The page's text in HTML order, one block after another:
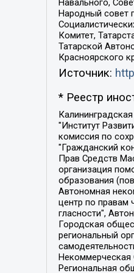
Навального,
Народный совет
Комитет,
Татарской
Красноярского
Источник:
* Реестр
Калининградская региональная общественная организация "Экозащита!-Женсовет", Фонд содействия защите прав и свобод граждан "Общественный вердикт", Фонд "Институт Развития Свободы Информации", Частное учреждение "Информационное агентство МЕМО. РУ", Региональная общественная организация "Общественная комиссия по сохранению наследия академика Сахарова", Фонд поддержки свободы прессы, Санкт-Петербургская общественная правозащитная организация "Гражданский контроль", Межрегиональная общественная организация "Информационно-просветительский центр "Мемориал", Региональный Фонд "Центр Защиты Прав Средств Массовой Информации", с 05.12.2023 Фонд "Центр Защиты Прав Средств массовой информации", Региональная общественная благотворительная организация помощи беженцам и мигрантам "Гражданское содействие", Негосударственное образовательное учреждение дополнительного профессионального образования (повышение квалификации) специалистов "АКАДЕМИЯ ПО ПРАВАМ ЧЕЛОВЕКА", Свердловская региональная общественная